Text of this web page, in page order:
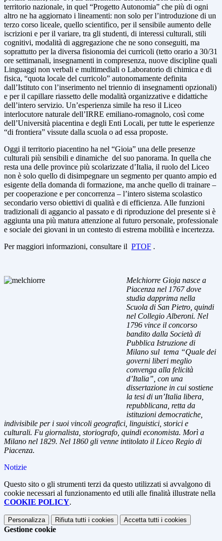
territorio nazionale, in quel “Progetto Autonomia” che più di ogni
altro ne ha aggiornato i lineamenti: non solo per l’introduzione di un
terzo corso liceale, quello scientifico, per il sensibile aumento delle
iscrizioni e per il variare, tra gli studenti, di interessi culturali, stili
cognitivi, modalità di aggregazione che ne sono conseguiti, ma
soprattutto per la diversa fisionomia dei curricoli (tetto orario a 30/31
ore settimanali, insegnamenti in compresenza, nuove discipline quali
Linguaggi non verbali e multimediali o Laboratorio di chimica e di
fisica, “quota locale del curricolo” autonomamente definita
dall’Istituto con l’inserimento nel triennio di insegnamenti opzionali)
e per il capillare riassetto delle modalità organizzative e didattiche
dell’intero servizio. Un’esperienza simile ha reso il Liceo
interlocutore naturale dell’IRRE emiliano-romagnolo, così come
dell’Università piacentina e degli Enti Locali, per tutte le esperienze
“di frontiera” vissute dalla scuola o ad essa proposte.
Oggi il territorio piacentino ha nel “Gioia” una delle presenze
culturali più sensibili e dinamiche del suo panorama. In quella che
resta una delle province più scolarizzate d’Italia, il ruolo del Liceo
non è solo quello di disimpegnare un segmento per quanto ampio ed
esigente della domanda di formazione, ma anche quello di trainare –
per cooperazione e per concorrenza – l’intero sistema scolastico
secondario verso obiettivi di qualità e di efficienza. Alle funzioni
tradizionali di aggancio al passato e di riproduzione del presente si è
aggiunta una più matura attenzione al futuro personale, professionale
e sociale dei giovani in un contesto di estrema mobilità e incertezza.
Per maggiori informazioni, consultare il PTOF .
Melchiorre Gioja nasce a
Piacenza nel 1767 dove
studia dapprima nella
Scuola di San Pietro, quindi
nel Collegio Alberoni. Nel
1796 vince il concorso
bandito dalla Società di
Pubblica Istruzione di
Milano sul tema “Quale dei
governi liberi meglio
convenga alla felicità
d’Italia”, con una
dissertazione in cui sostiene
la tesi di un’Italia libera,
repubblicana, retta da
istituzioni democratiche,
indivisibile per i suoi vincoli geografici, linguistici, storici e
culturali. Fu giornalista, storiografo, quindi economista. Morì a
Milano nel 1829. Nel 1860 gli venne intitolato il Liceo Regio di
Piacenza.
Notizie
Questo sito o gli strumenti terzi da questo utilizzati si avvalgono di
cookie necessari al funzionamento ed utili alle finalità illustrate nella
COOKIE POLICY.
Personalizza Rifiuta tutti i cookies Accetta tutti i cookies
Gestione cookie